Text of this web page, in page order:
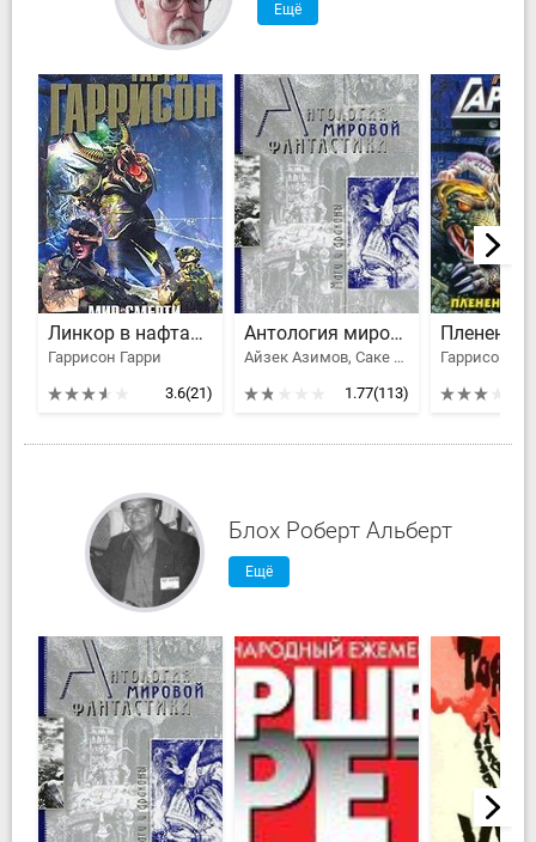
Ещё
Линкор в нафталине
Гаррисон Гарри
3.6(21)
Антология мировой фантастики. Том 3. Волшебная страна
Айзек Азимов, Саке Комацу, Клайв Стейплз Льюис, Толстой Алексей Николаевич, Желязны Роджер Джозеф, Брэдбери Рэй Дуглас, Ефремов Иван Антонович, Гаррисон Гарри, Рей Жан, Гансовский Север Феликсович, Лейнстер Мюррей, Гамильтон Эдмонд Мур, Муркок Майкл Джон, Блох Роберт Альберт, Хаецкая Елена Владимировна, Лавкрафт Говард Филлипс, Конан Дойл Артур Игнатиус, Головачев Василий Васильевич, Орлов Алекс, Саймак Клиффорд Дональд, Говард Роберт Эдвин, Смит Джордж Генри, Андерсон Пол Уильям, Вэнс Джек Холбрук, Дивов Олег Игоревич, Трускиновская Далия Мейеровна, Кудрявцев Леонид Викторович, Биленкин Дмитрий Александрович, Вейнбаум Стенли, Олдисс Брайан Уилсон, Ван Вогт Альфред Элтон, Дель Рей Лестер, Клейн Жерар, Сильверберг Роберт, Калугин Алексей Александрович, Тургенев Иван Сергеевич, Говард Роберт Ирвин, Мэйчен Артур Ллевелин, Дик Филип Киндред, Саломатов Андрей Васильевич, Миллер-младший Уолтер Майкл
1.77(113)
Гаррисон
Блох Роберт Альберт
Ещё